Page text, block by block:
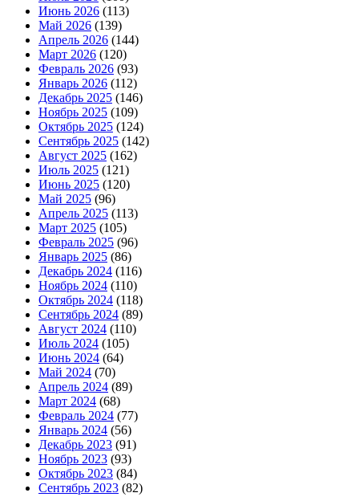
Июнь 2026 (113)
Май 2026 (139)
Апрель 2026 (144)
Март 2026 (120)
Февраль 2026 (93)
Январь 2026 (112)
Декабрь 2025 (146)
Ноябрь 2025 (109)
Октябрь 2025 (124)
Сентябрь 2025 (142)
Август 2025 (162)
Июль 2025 (121)
Июнь 2025 (120)
Май 2025 (96)
Апрель 2025 (113)
Март 2025 (105)
Февраль 2025 (96)
Январь 2025 (86)
Декабрь 2024 (116)
Ноябрь 2024 (110)
Октябрь 2024 (118)
Сентябрь 2024 (89)
Август 2024 (110)
Июль 2024 (105)
Июнь 2024 (64)
Май 2024 (70)
Апрель 2024 (89)
Март 2024 (68)
Февраль 2024 (77)
Январь 2024 (56)
Декабрь 2023 (91)
Ноябрь 2023 (93)
Октябрь 2023 (84)
Сентябрь 2023 (82)